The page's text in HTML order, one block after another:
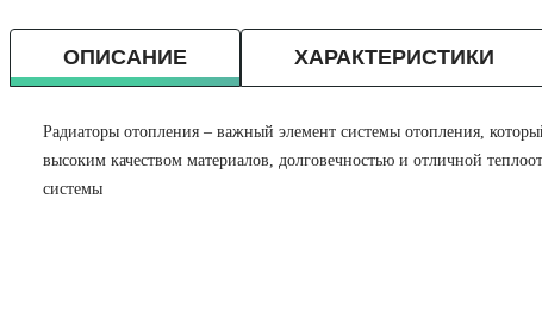
ОПИСАНИЕ ХАРАКТЕРИСТИКИ
Радиаторы отопления – важный элемент системы отопления,
высоким качеством материалов, долговечностью и отличной
системы